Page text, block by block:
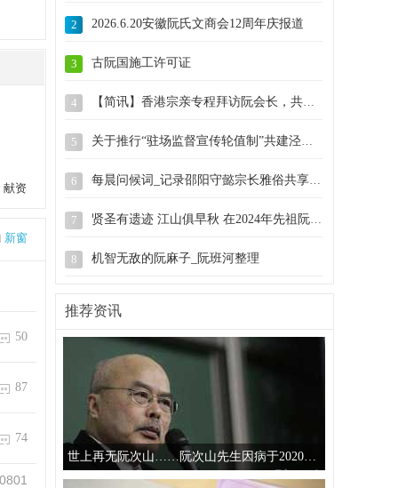
献资
新窗
50
87
74
2 2026.6.20安徽阮氏文商会12周年庆报道
3 古阮国施工许可证
4 【简讯】香港宗亲专程拜访阮会长，共商古阮
5 关于推行“驻场监督宣传轮值制”共建泾川总
6 每晨问候词_记录邵阳守懿宗长雅俗共享的文
7 贤圣有遗迹 江山俱早秋 在2024年先祖阮弥之
8 机智无敌的阮麻子_阮班河整理
10 广东潭冈阮氏族谱第二册P146.RHY20260518
推荐资讯
世上再无阮次山……阮次山先生因病于2020年5月17日在